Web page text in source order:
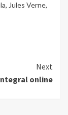
, Jules Verne,
Next
online